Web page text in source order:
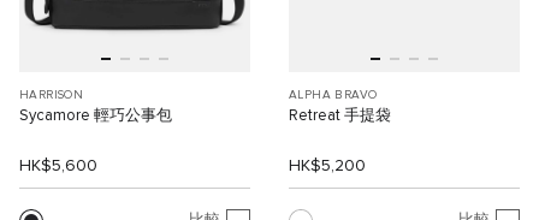
HARRISON
Sycamore 輕巧公事包
HK$5,600
ALPHA BRAVO
Retreat 手提袋
HK$5,200